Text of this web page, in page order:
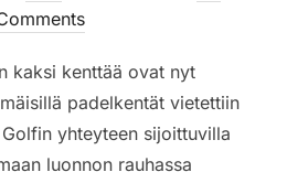
kaksi kenttää ovat nyt
padelkentät vietettiin
yhteyteen sijoittuvilla
luonnon rauhassa